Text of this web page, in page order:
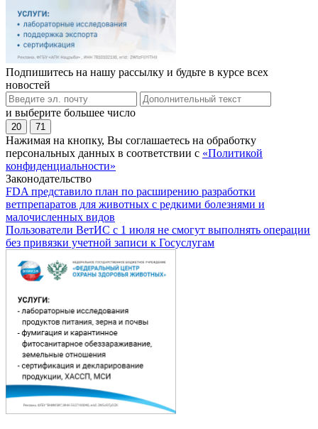
Подпишитесь на нашу рассылку и будьте в курсе всех
новостей
и выберите большее число
20 71
Нажимая на кнопку, Вы соглашаетесь на обработку
персональных данных в соответствии с «Политикой
конфиденциальности»
Законодательство
FDA представило план по расширению разработки
ветпрепаратов для животных с редкими болезнями и
малочисленных видов
Пользователи ВетИС с 1 июля не смогут выполнять операции
без привязки учетной записи к Госуслугам